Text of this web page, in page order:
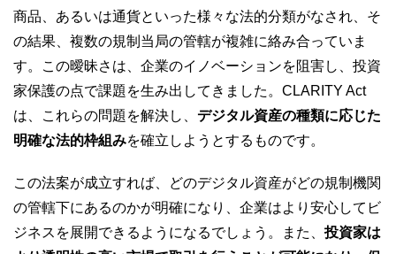
商品、あるいは通貨といった様々な法的分類がなされ、そ
の結果、複数の規制当局の管轄が複雑に絡み合っていま
す。この曖昧さは、企業のイノベーションを阻害し、投資
家保護の点で課題を生み出してきました。CLARITY Act
は、これらの問題を解決し、 デジタル資産の種類に応じた
明確な法的枠組みを確立しようとするものです。
この法案が成立すれば、どのデジタル資産がどの規制機関
の管轄下にあるのかが明確になり、企業はより安心してビ
ジネスを展開できるようになるでしょう。また、 投資家は